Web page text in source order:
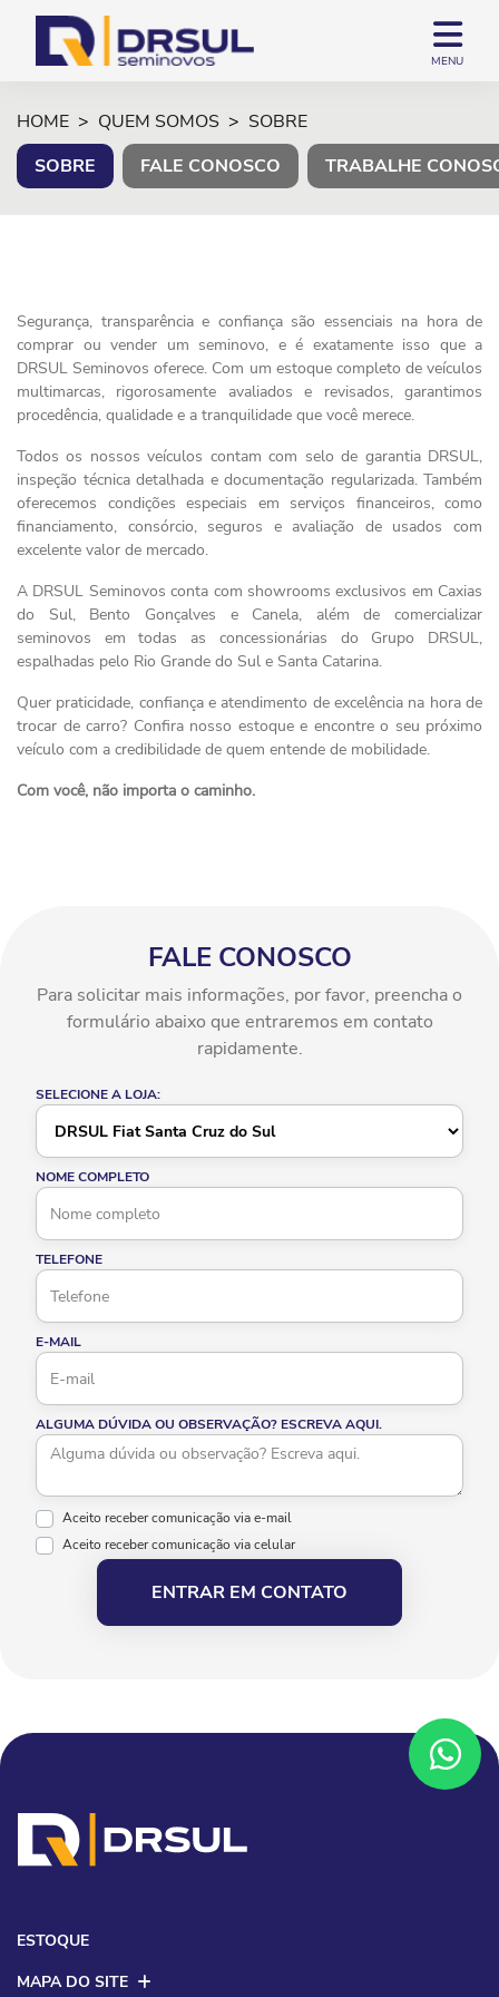
MENU
HOME QUEM SOMOS
SOBRE
SOBRE
FALE CONOSCO TRABALHE
Segurança, transparência e confiança são essenciais na hora de
comprar ou vender um seminovo, e é exatamente isso que a
DRSUL Seminovos oferece. Com um estoque completo de veículos
multimarcas, rigorosamente avaliados e revisados, garantimos
procedência, qualidade e a tranquilidade que você merece.
Todos os nossos veículos contam com selo de garantia DRSUL,
inspeção técnica detalhada e documentação regularizada. Também
oferecemos condições especiais em serviços financeiros, como
financiamento, consórcio, seguros e avaliação de usados com
excelente valor de mercado.
A DRSUL Seminovos conta com showrooms exclusivos em Caxias
do Sul, Bento Gonçalves e Canela, além de comercializar
seminovos em todas as concessionárias do Grupo DRSUL,
espalhadas pelo Rio Grande do Sul e Santa Catarina.
Quer praticidade, confiança e atendimento de excelência na hora de
trocar de carro? Confira nosso estoque e encontre o seu próximo
veículo com a credibilidade de quem entende de mobilidade.
Com você, não importa o caminho.
FALE CONOSCO
Para solicitar mais informações, por favor, preencha o
formulário abaixo que entraremos em contato
rapidamente.
SELECIONE A LOJA:
NOME COMPLETO
TELEFONE
E-MAIL
ALGUMA DÚVIDA OU OBSERVAÇÃO? ESCREVA AQUI.
Aceito receber comunicação via e-mail
Aceito receber comunicação via celular
ENTRAR EM CONTATO
ESTOQUE
MAPA DO SITE